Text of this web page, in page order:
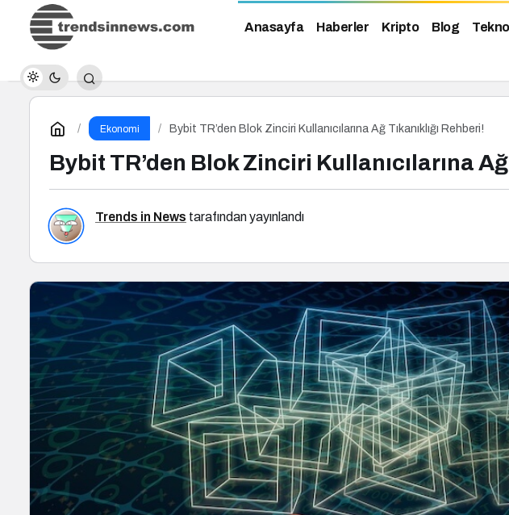
Anasayfa Haberler Kripto Blog
Ekonomi Bybit TR’den Blok Zinciri Kullanıcılarına Ağ Tıkanıklığı Rehberi!
Bybit TR’den Blok Zinciri Kullanıcılarına Ağ
Trends in News tarafından yayınlandı